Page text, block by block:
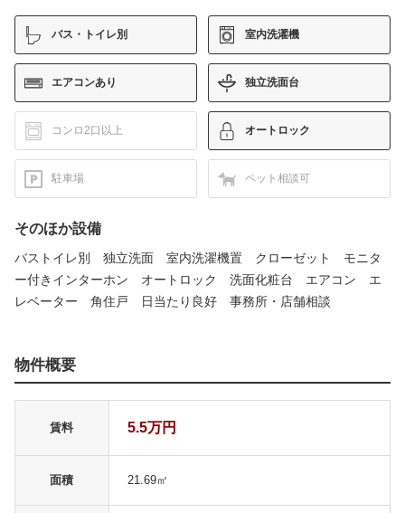
バス・トイレ別 室内洗濯機
エアコンあり 独立洗面台
コンロ2口以上 オートロック
駐車場 ペット相談可
そのほか設備
バストイレ別 独立洗面 室内洗濯機置 クローゼット モニタ
ー付きインターホン オートロック 洗面化粧台 エアコン エ
レベーター 角住戸 日当たり良好 事務所・店舗相談
物件概要
賃料 5.5万円
面積 21.69㎡